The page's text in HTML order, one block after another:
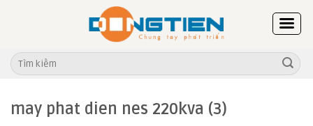
Tìm
kiếm:
may phat dien nes 220kva (3)